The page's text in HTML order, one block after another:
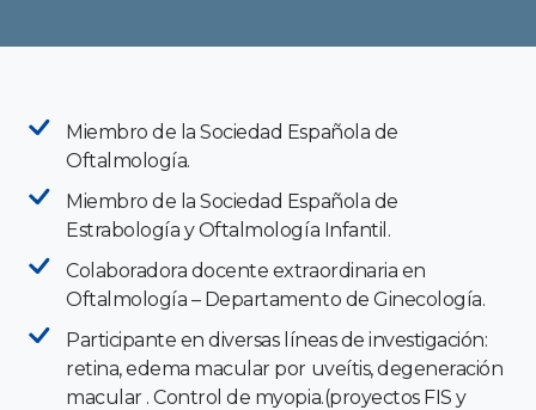
Miembro de la Sociedad Española de
Oftalmología.
Miembro de la Sociedad Española de
Estrabología y Oftalmología Infantil.
Colaboradora docente extraordinaria en
Oftalmología – Departamento de Ginecología.
Participante en diversas líneas de investigación:
retina, edema macular por uveítis, degeneración
macular . Control de myopia.(proyectos FIS y